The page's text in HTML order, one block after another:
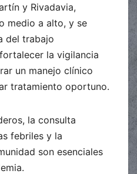
y Rivadavia,
medio a alto, y se
del trabajo
la vigilancia
un manejo clínico
tratamiento oportuno.
la consulta
febriles y la
son esenciales